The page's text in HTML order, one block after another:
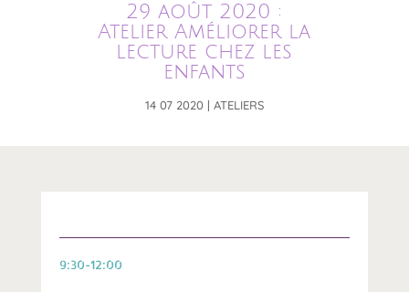
29 août 2020 :
Atelier Améliorer la
lecture chez les
enfants
14 07 2020 | ATELIERS
9:30-12:00